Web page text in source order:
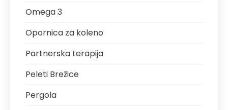
Omega 3
Opornica za koleno
Partnerska terapija
Peleti Brežice
Pergola